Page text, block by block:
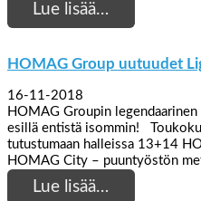
Lue lisää…
HOMAG Group uutuudet
16-11-2018
HOMAG Groupin
esillä entistä isommin!
tutustumaan halleissa 13+14
HOMAG City – puuntyöstön
Lue lisää…